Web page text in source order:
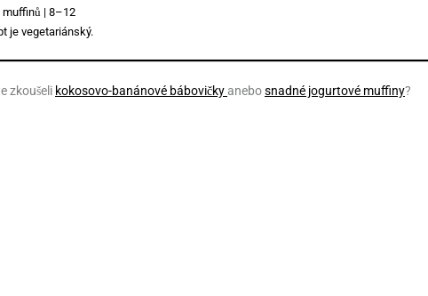
muffinů | 8–12
je vegetariánský.
zkoušeli kokosovo-banánové bábovičkyanebosnadné jogurtové muffiny?